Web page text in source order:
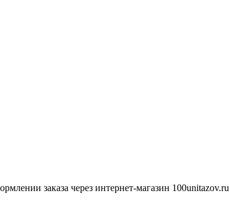
заказа через интернет-магазин 100unitazov.ru